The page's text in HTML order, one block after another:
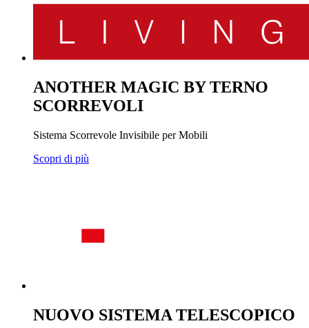
ANOTHER MAGIC BY TERNO
SCORREVOLI
Sistema Scorrevole Invisibile per Mobili
Scopri di più
NUOVO SISTEMA TELESCOPICO